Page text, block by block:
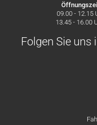
09.00 - 12.15
13.45 - 16.00
Folgen Sie uns